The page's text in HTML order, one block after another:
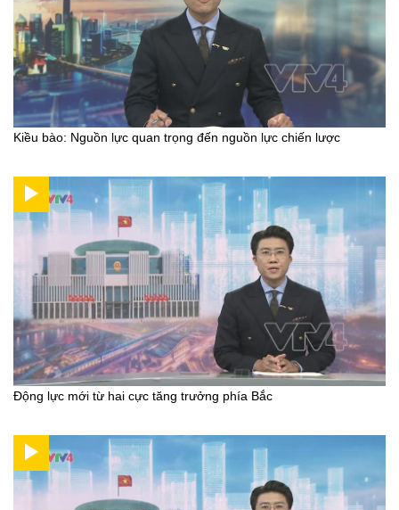
Kiều bào: Nguồn lực quan trọng đến nguồn lực chiến lược
Động lực mới từ hai cực tăng trưởng phía Bắc